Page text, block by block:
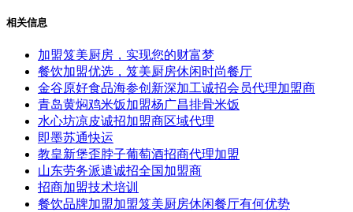
相关信息
加盟笈美厨房，实现您的财富梦
餐饮加盟优选，笈美厨房休闲时尚餐厅
金谷原好食品海参创新深加工诚招会员代理加盟商
青岛黄焖鸡米饭加盟杨广昌排骨米饭
水心坊凉皮诚招加盟商区域代理
即墨苏通快运
教皇新堡歪脖子葡萄酒招商代理加盟
山东劳务派遣诚招全国加盟商
招商加盟技术培训
餐饮品牌加盟加盟笈美厨房休闲餐厅有何优势